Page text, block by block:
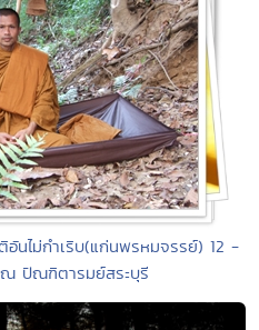
นไม่กำเริบ(แก่นพรหมจรรย์) 12 -
ปัณฑิตารมย์สระบุรี